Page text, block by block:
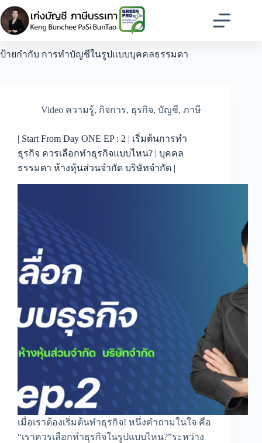
Skip
to
content
ป้ายกำกับ การทำบัญชีในรูปแบบบุคคลธรรมดา
Video ความรู้, กิจการ, ธุรกิจ, บัญชี, ภาษี
| Start From Day ONE EP : 2 | เริ่มต้นการทำ
ธุรกิจ ควรเลือกทำธุรกิจแบบไหน? | บุคคล
ธรรมดา ห้างหุ้นส่วนจำกัด บริษัทจำกัด |
เมื่อเราต้องเริ่มต้นทำธุรกิจ! หนึ่งคำถามในใจ คือ
“เราควรเลือกทำธุรกิจในรูปแบบไหน?”ระหว่าง